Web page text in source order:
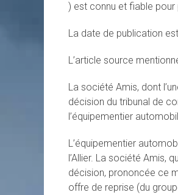
) est connu et fiable pour
La date de publication
L’article source
La société Amis, dont
décision du tribunal de
l’équipementier
L’équipementier
l’Allier. La société Amis,
décision, prononcée ce
offre de reprise (du